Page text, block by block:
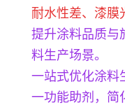
耐水性差、漆膜
提升涂料品质与
料生产场景。
一站式优化涂料
一功能助剂，简